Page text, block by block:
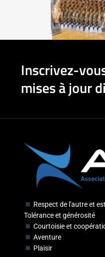
Inscrivez-
mises à jour
Respect de l'autre et
Tolérance et générosité
Courtoisie et
Aventure
Plaisir